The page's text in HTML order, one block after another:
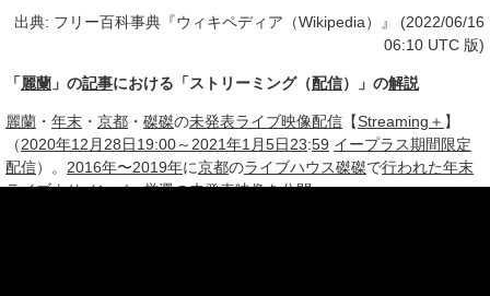
出典: フリー百科事典『ウィキペディア（Wikipedia）』 (2022/06/16
06:10 UTC 版)
「麗蘭 」の記事における「ストリーミング（配信）」の解説
麗蘭 ・ 年末 ・ 京都 ・ 磔磔の未発表ライブ映像配信 【Streaming＋ 】
（2020年12月 28日19:00～ 2021年1月5日23:59 イープラス期間限定
配信）。 2016年〜2019年に京都のライブハウス磔磔で行われた年末
ライブよりメンバー厳選の未発表映像を公開。